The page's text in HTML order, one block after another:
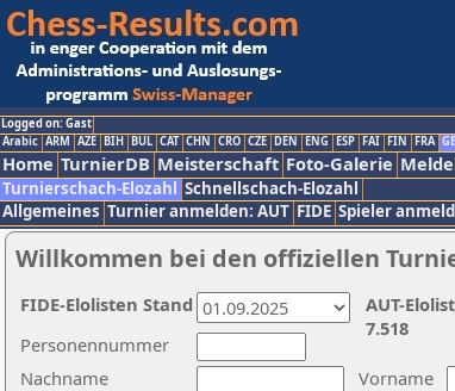
Logged on: Gast
Arabic ARM AZE BIH BUL CAT CHN CRO CZE DEN ENG ESP FAI FIN FRA
Home TurnierDB Meisterschaft Foto-Galerie
Turnierschach-Elozahl Schnellschach-Elozahl
Allgemeines Turnier anmelden: AUT FIDE Spieler
Willkommen bei den offiziellen
Nachname
Vorname
Personennummer
AUT-
7.518
FIDE-Elolisten Stand